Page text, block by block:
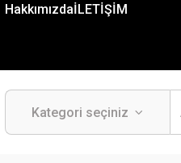
HakkımızdaİLETİŞİM